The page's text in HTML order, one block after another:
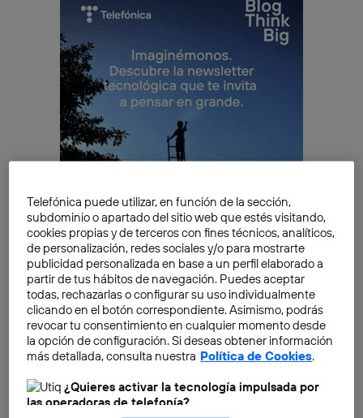
Apagón de la TDT en España: todo lo
que debes saber
El apagón de la TDT 2024 se implantará, de forma
oficial, el próximo14 de febrero. Este cambio forma
TDT, que fue aprobado en 2019 por el Gobierno.
Telefónica puede utilizar, en función de la sección,
subdominio o apartado del sitio web que estés visitando,
cookies propias y de terceros con fines técnicos, analíticos,
de personalización, redes sociales y/o para mostrarte
publicidad personalizada en base a un perfil elaborado a
partir de tus hábitos de navegación. Puedes aceptar
todas, rechazarlas o configurar su uso individualmente
clicando en el botón correspondiente. Asimismo, podrás
revocar tu consentimiento en cualquier momento desde
la opción de configuración. Si deseas obtener información
más detallada, consulta nuestra Política de Cookies.
¿Quieres activar la tecnología impulsada por
las operadoras de telefonía?